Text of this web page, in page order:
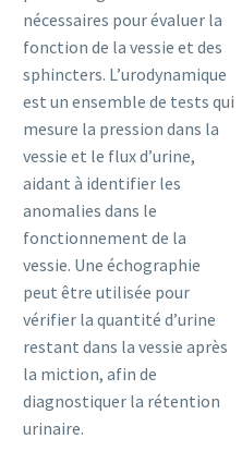
nécessaires pour évaluer la
fonction de la vessie et des
sphincters. L’urodynamique
est un ensemble de tests qui
mesure la pression dans la
vessie et le flux d’urine,
aidant à identifier les
anomalies dans le
fonctionnement de la
vessie. Une échographie
peut être utilisée pour
vérifier la quantité d’urine
restant dans la vessie après
la miction, afin de
diagnostiquer la rétention
urinaire.